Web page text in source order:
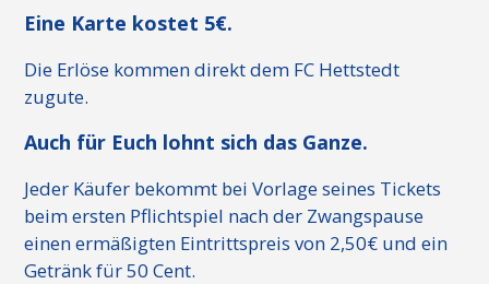
Eine Karte kostet 5€.
Die Erlöse kommen direkt dem FC Hettstedt
zugute.
Auch für Euch lohnt sich das Ganze.
Jeder Käufer bekommt bei Vorlage seines Tickets
beim ersten Pflichtspiel nach der Zwangspause
einen ermäßigten Eintrittspreis von 2,50€ und ein
Getränk für 50 Cent.